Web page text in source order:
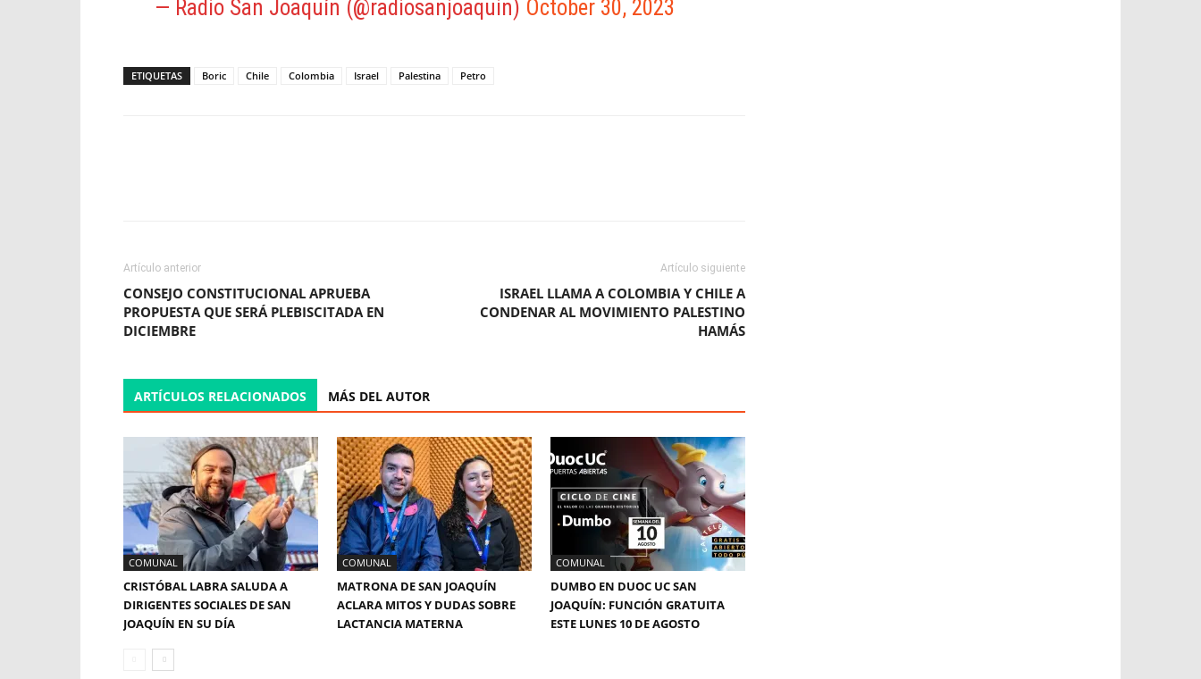
— Radio San Joaquín (@radiosanjoaquin) October 30, 2023
ETIQUETAS Boric Chile Colombia Israel Palestina Petro
Artículo anterior
CONSEJO CONSTITUCIONAL APRUEBA
PROPUESTA QUE SERÁ PLEBISCITADA EN
DICIEMBRE
Artículo siguiente
ISRAEL LLAMA A COLOMBIA Y CHILE A
CONDENAR AL MOVIMIENTO PALESTINO
HAMÁS
ARTÍCULOS RELACIONADOS MÁS DEL AUTOR
COMUNAL
CRISTÓBAL LABRA SALUDA A
DIRIGENTES SOCIALES DE SAN
JOAQUÍN EN SU DÍA
COMUNAL
MATRONA DE SAN JOAQUÍN
ACLARA MITOS Y DUDAS SOBRE
LACTANCIA MATERNA
COMUNAL
DUMBO EN DUOC UC SAN
JOAQUÍN: FUNCIÓN GRATUITA
ESTE LUNES 10 DE AGOSTO